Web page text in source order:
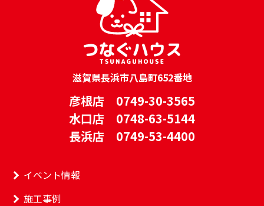
滋賀県長浜市八島町652番地
彦根店 0749-30-3565
水口店 0748-63-5144
長浜店 0749-53-4400
イベント情報
施工事例